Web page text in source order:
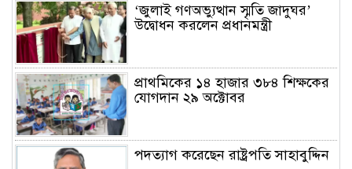
‘জুলাই গণঅভ্যুত্থান স্মৃতি জাদুঘর’
উদ্বোধন করলেন প্রধানমন্ত্রী
প্রাথমিকের ১৪ হাজার ৩৮৪ শিক্ষকের
যোগদান ২৯ অক্টোবর
পদত্যাগ করেছেন রাষ্ট্রপতি সাহাবুদ্দিন